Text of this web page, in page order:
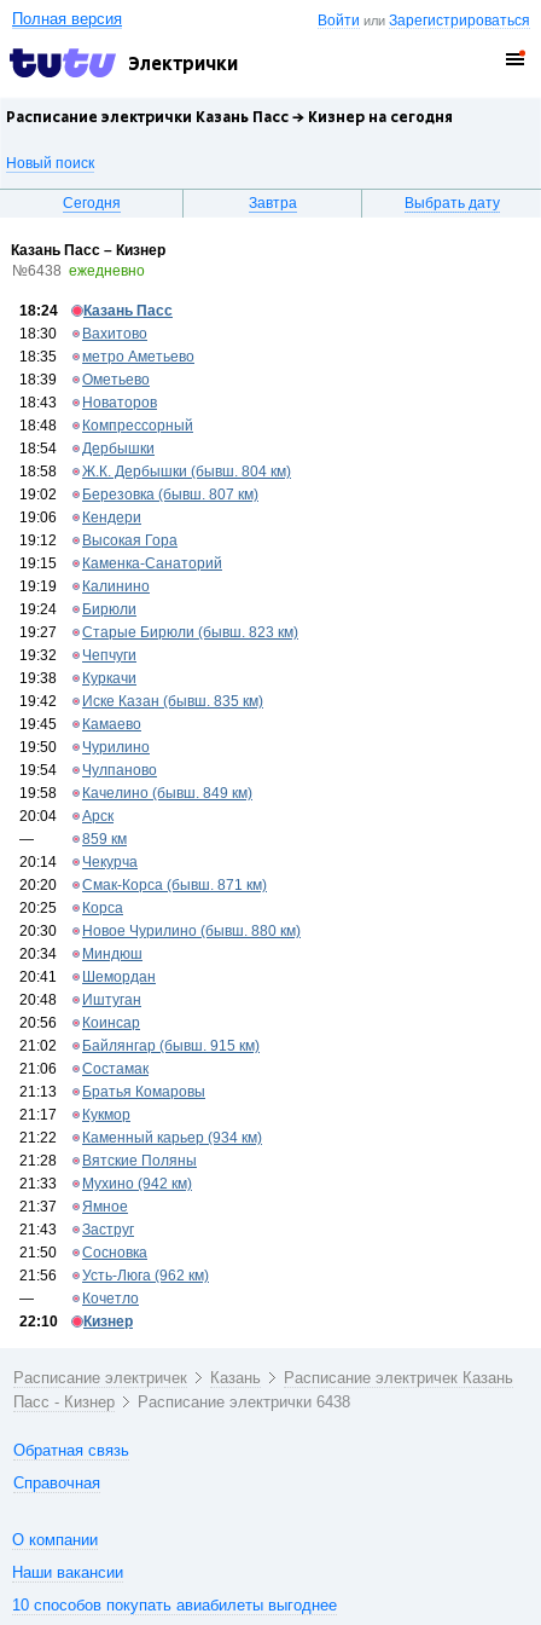
Войти илиЗарегистрироваться
Полная версия
Электрички
Расписание электрички Казань Пасс → Кизнер на сегодня
Новый поиск
Сегодня Завтра Выбрать дату
Казань Пасс – Кизнер
№6438 ежедневно
18:24
Казань Пасс
18:30
Вахитово
18:35
метро Аметьево
18:39
Ометьево
18:43
Новаторов
18:48
Компрессорный
18:54
Дербышки
18:58
Ж.К. Дербышки (бывш. 804 км)
19:02
Березовка (бывш. 807 км)
19:06
Кендери
19:12
Высокая Гора
19:15
Каменка-Санаторий
19:19
Калинино
19:24
Бирюли
19:27
Старые Бирюли (бывш. 823 км)
19:32
Чепчуги
19:38
Куркачи
19:42
Иске Казан (бывш. 835 км)
19:45
Камаево
19:50
Чурилино
19:54
Чулпаново
19:58
Качелино (бывш. 849 км)
20:04
Арск
—
859 км
20:14
Чекурча
20:20
Смак-Корса (бывш. 871 км)
20:25
Корса
20:30
Новое Чурилино (бывш. 880 км)
20:34
Миндюш
20:41
Шемордан
20:48
Иштуган
20:56
Коинсар
21:02
Байлянгар (бывш. 915 км)
21:06
Состамак
21:13
Братья Комаровы
21:17
Кукмор
21:22
Каменный карьер (934 км)
21:28
Вятские Поляны
21:33
Мухино (942 км)
21:37
Ямное
21:43
Заструг
21:50
Сосновка
21:56
Усть-Люга (962 км)
—
Кочетло
22:10
Кизнер
Расписание электричек Казань
Расписание электричек Казань
Пасс - Кизнер
Расписание электрички 6438
Обратная связь
Справочная
О компании
Наши вакансии
10 способов покупать авиабилеты выгоднее